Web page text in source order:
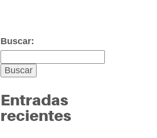
Buscar:
Entradas
recientes